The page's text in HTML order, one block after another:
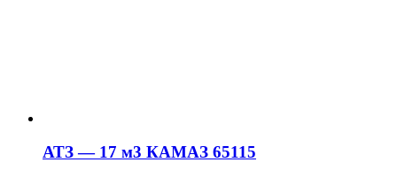
АТЗ — 17 м3 КАМАЗ 65115